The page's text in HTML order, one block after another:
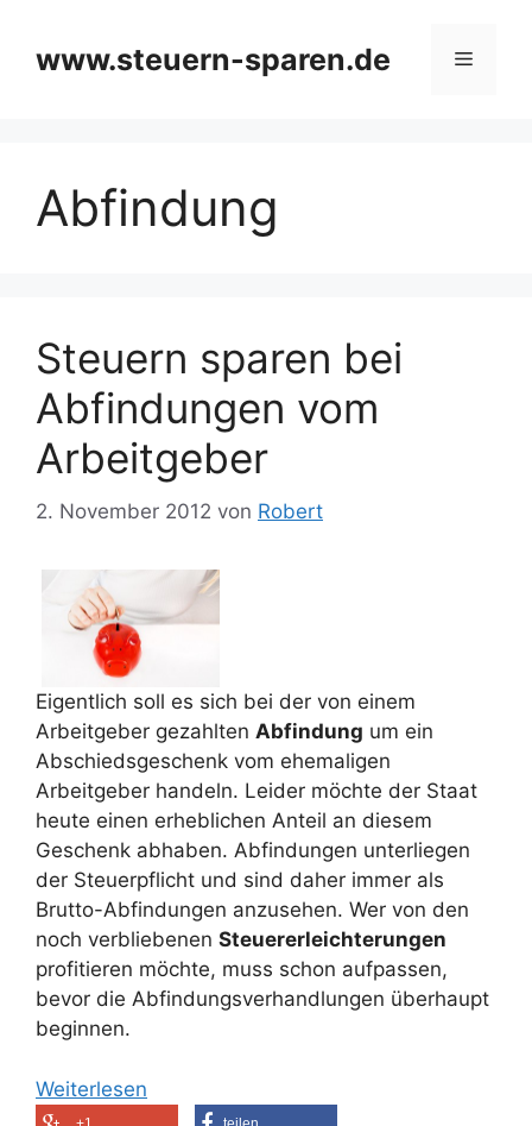
springen
www.steuern-sparen.de Menü
Abfindung
Steuern sparen bei
Abfindungen vom
Arbeitgeber
2. November 2012 von Robert
Eigentlich soll es sich bei der von einem
Arbeitgeber gezahlten Abfindung um ein
Abschiedsgeschenk vom ehemaligen
Arbeitgeber handeln. Leider möchte der Staat
heute einen erheblichen Anteil an diesem
Geschenk abhaben. Abfindungen unterliegen
der Steuerpflicht und sind daher immer als
Brutto-Abfindungen anzusehen. Wer von den
noch verbliebenen Steuererleichterungen
profitieren möchte, muss schon aufpassen,
bevor die Abfindungsverhandlungen überhaupt
beginnen.
Weiterlesen